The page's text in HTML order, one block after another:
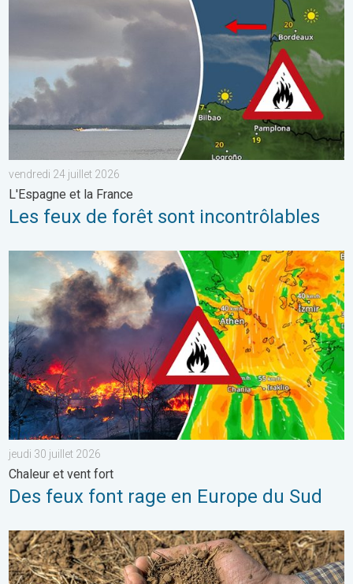
vendredi 24 juillet 2026
L'Espagne et la France
Les feux de forêt sont incontrôlables
Des feux font rage en Europe du Sud. Chaleur et vent fort. . .
jeudi 30 juillet 2026
Chaleur et vent fort
Des feux font rage en Europe du Sud
La chaleur assèche les sols plus vite. Nouvelle étude. . . jeudi